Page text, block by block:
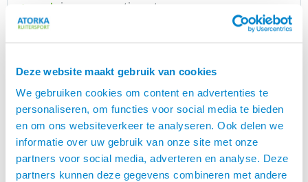
Deze website maakt gebruik van cookies
We gebruiken cookies om content en advertenties te
personaliseren, om functies voor social media te bieden
en om ons websiteverkeer te analyseren. Ook delen we
informatie over uw gebruik van onze site met onze
partners voor social media, adverteren en analyse. Deze
partners kunnen deze gegevens combineren met andere
teugels in ons assortiment.
IJslanders. Rasmus Møller Jensen is begonnen met
zadels maar inmiddels heeft Eques meer dan 300
unieke artikelen in het assortiment. Eques heeft
een mooie lijn hoofdstellen en ook prachtige
zadels.